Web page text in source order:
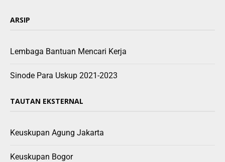
ARSIP
Lembaga Bantuan Mencari Kerja
Sinode Para Uskup 2021-2023
TAUTAN EKSTERNAL
Keuskupan Agung Jakarta
Keuskupan Bogor